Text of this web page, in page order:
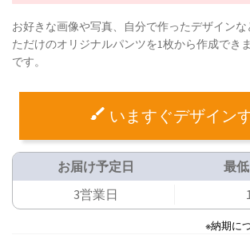
お好きな画像や写真、自分で作ったデザイン
ただけのオリジナルパンツを1枚から作成でき
です。
いますぐデザイン
お届け予定日
3営業日
最
※納期に